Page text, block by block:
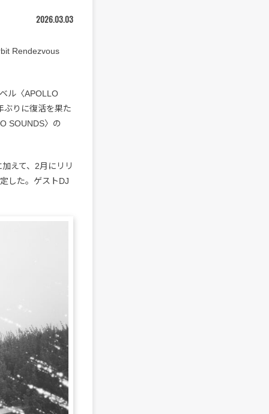
2026.03.03
Rendezvous
ル〈APOLLO
ぶりに復活を果た
SOUNDS〉の
えて、2月にリリ
した。ゲストDJ